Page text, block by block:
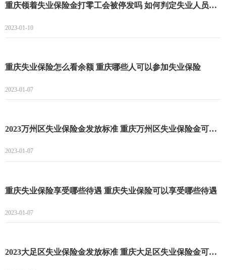
重庆领着失业保险金打零工会被停发吗 如何判定失业人员是否重新就业
2023-01-10
重庆失业保险怎么看余额 重庆哪些人可以参加失业保险
2023-01-07
2023万州区失业保险金发放标准 重庆万州区失业保险金可以领多长时间
2023-01-07
重庆失业保险享受哪些待遇 重庆失业保险可以享受哪些待遇
2023-01-07
2023大足区失业保险金发放标准 重庆大足区失业保险金可以领多长时间